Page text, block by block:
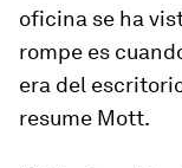
oficina se ha
rompe es
era del
resume Mott.